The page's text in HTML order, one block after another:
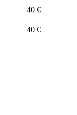
40 €
40 €